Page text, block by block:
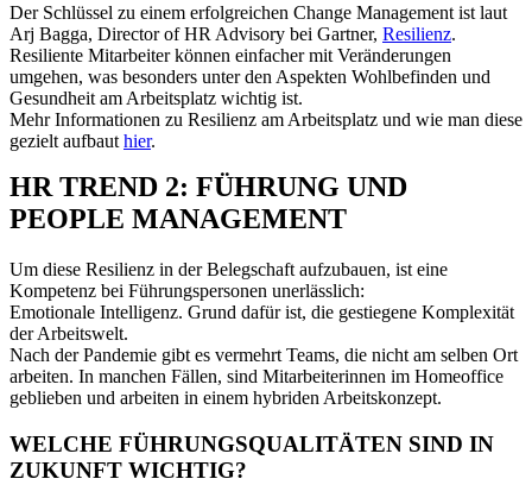
Der Schlüssel zu einem erfolgreichen Change Management ist laut
Arj Bagga, Director of HR Advisory bei Gartner, Resilienz.
Resiliente Mitarbeiter können einfacher mit Veränderungen
umgehen, was besonders unter den Aspekten Wohlbefinden und
Gesundheit am Arbeitsplatz wichtig ist.
Mehr Informationen zu Resilienz am Arbeitsplatz und wie man diese
gezielt aufbaut hier.
HR TREND 2: FÜHRUNG UND
PEOPLE MANAGEMENT
Um diese Resilienz in der Belegschaft aufzubauen, ist eine
Kompetenz bei Führungspersonen unerlässlich:
Emotionale Intelligenz. Grund dafür ist, die gestiegene Komplexität
der Arbeitswelt.
Nach der Pandemie gibt es vermehrt Teams, die nicht am selben Ort
arbeiten. In manchen Fällen, sind Mitarbeiterinnen im Homeoffice
geblieben und arbeiten in einem hybriden Arbeitskonzept.
WELCHE FÜHRUNGSQUALITÄTEN SIND IN
ZUKUNFT WICHTIG?